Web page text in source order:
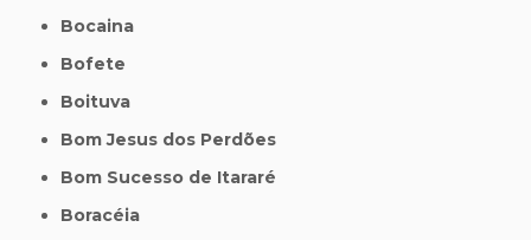
Bocaina
Bofete
Boituva
Bom Jesus dos Perdões
Bom Sucesso de Itararé
Boracéia